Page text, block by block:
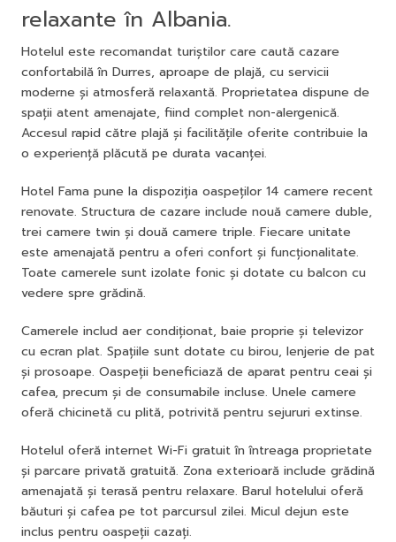
relaxante în Albania.
Hotelul este recomandat turiștilor care caută cazare
confortabilă în Durres, aproape de plajă, cu servicii
moderne și atmosferă relaxantă. Proprietatea dispune de
spații atent amenajate, fiind complet non-alergenică.
Accesul rapid către plajă și facilitățile oferite contribuie la
o experiență plăcută pe durata vacanței.
Hotel Fama pune la dispoziția oaspeților 14 camere recent
renovate. Structura de cazare include nouă camere duble,
trei camere twin și două camere triple. Fiecare unitate
este amenajată pentru a oferi confort și funcționalitate.
Toate camerele sunt izolate fonic și dotate cu balcon cu
vedere spre grădină.
Camerele includ aer condiționat, baie proprie și televizor
cu ecran plat. Spațiile sunt dotate cu birou, lenjerie de pat
și prosoape. Oaspeții beneficiază de aparat pentru ceai și
cafea, precum și de consumabile incluse. Unele camere
oferă chicinetă cu plită, potrivită pentru sejururi extinse.
Hotelul oferă internet Wi-Fi gratuit în întreaga proprietate
și parcare privată gratuită. Zona exterioară include grădină
amenajată și terasă pentru relaxare. Barul hotelului oferă
băuturi și cafea pe tot parcursul zilei. Micul dejun este
inclus pentru oaspeții cazați.